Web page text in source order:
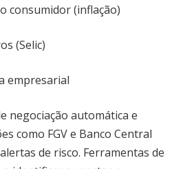
consumidor (inflação)
(Selic)
empresarial
negociação automática e
como FGV e Banco Central
de risco. Ferramentas de